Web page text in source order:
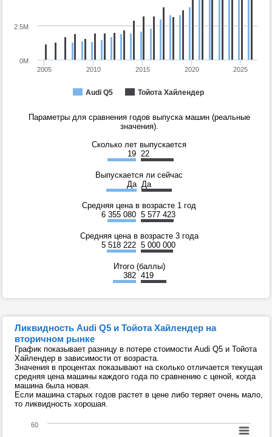
Audi Q5 Тойота Хайлендер
2005 2010 2015 2020 2025
0M
2.5M
Параметры для сравнения годов выпуска машин (реальные
значения).
Сколько лет выпускается
19 22
Выпускается ли сейчас
Да Да
Средняя цена в возрасте 1 год
6 355 080 5 577 423
Средняя цена в возрасте 3 года
5 518 222 5 000 000
Итого (баллы)
382 419
Ликвидность Audi Q5 и Тойота Хайлендер на
вторичном рынке
График показывает разницу в потере стоимости Audi Q5 и Тойота
Хайлендер в зависимости от возраста.
Значения в процентах показывают на сколько отличается текущая
средняя цена машины каждого года по сравнению с ценой, когда
машина была новая.
Если машина старых годов растет в цене либо теряет очень мало,
то ликвидность хорошая.
60